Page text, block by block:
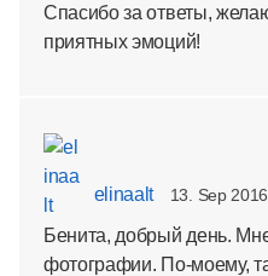
Спасибо за ответы,
приятных эмоций!
elinaalt 13. Sep
Бенита, добрый день.
фотографии. По-моему,